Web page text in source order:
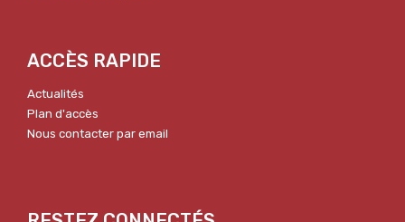
ACCÈS RAPIDE
Actualités
Plan d'accès
Nous contacter par email